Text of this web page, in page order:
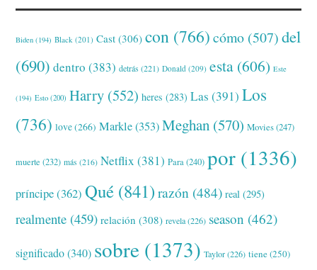
Biden (194) Black (201) Cast (306) con (766) cómo (507) del
(690) dentro (383) detrás (221) Donald (209) esta (606) Este
(194) Esto (200) Harry (552) heres (283) Las (391) Los
(736) love(266) Markle(353) Meghan (570) Movies(247)
muerte (232) más (216) Netflix (381) Para(240) por (1336)
príncipe(362) Qué (841) razón (484) real (295)
realmente (459) relación (308) revela(226) season (462)
significado(340) sobre (1373) Taylor(226) tiene(250)